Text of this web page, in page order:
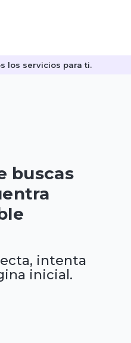
los servicios para ti.
buscas
intenta
inicial.